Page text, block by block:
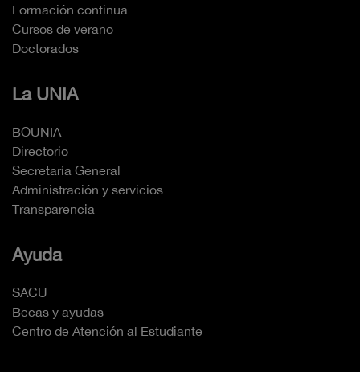
Formación continua
Cursos de verano
Doctorados
La UNIA
BOUNIA
Directorio
Secretaría General
Administración y servicios
Transparencia
Ayuda
SACU
Becas y ayudas
Centro de Atención al Estudiante